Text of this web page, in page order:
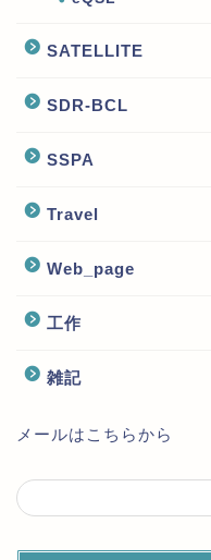
SATELLITE
SDR-BCL
SSPA
Travel
Web_page
工作
雑記
メールはこちらから